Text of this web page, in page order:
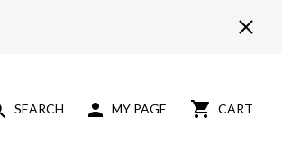
SEARCH MY PAGE CART